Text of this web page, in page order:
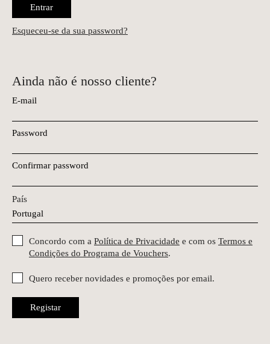
Entrar
Esqueceu-se da sua password?
Ainda não é nosso cliente?
E-mail
Password
Confirmar password
País
Concordo com a Política de Privacidade e com os Termos e
Condições do Programa de Vouchers.
Quero receber novidades e promoções por email.
Registar